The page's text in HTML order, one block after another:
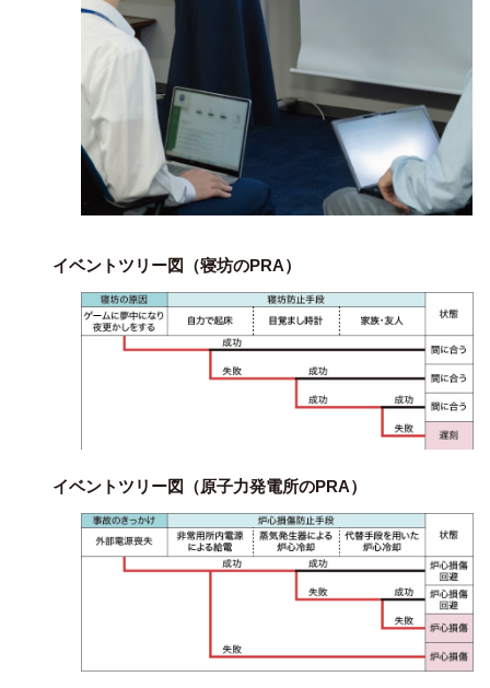
イベントツリー図（寝坊のPRA）
イベントツリー図（原子力発電所のPRA）